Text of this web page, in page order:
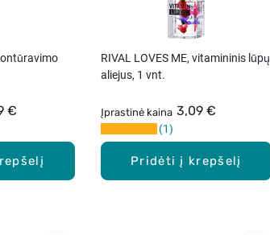
€
Pridėti į krepšelį
RIVAL LOVES ME, vitamininis lūpų
aliejus, 1 vnt.
Įprastinė kaina 3,09 €
1